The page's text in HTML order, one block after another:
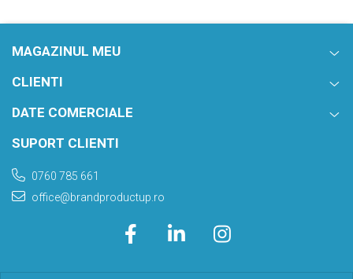
MAGAZINUL MEU
CLIENTI
DATE COMERCIALE
SUPORT CLIENTI
0760 785 661
office@brandproductup.ro